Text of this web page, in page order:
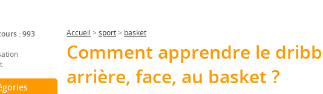
: 993
Accueil > sport> basket
Comment apprendre le
arrière, face, au basket ?